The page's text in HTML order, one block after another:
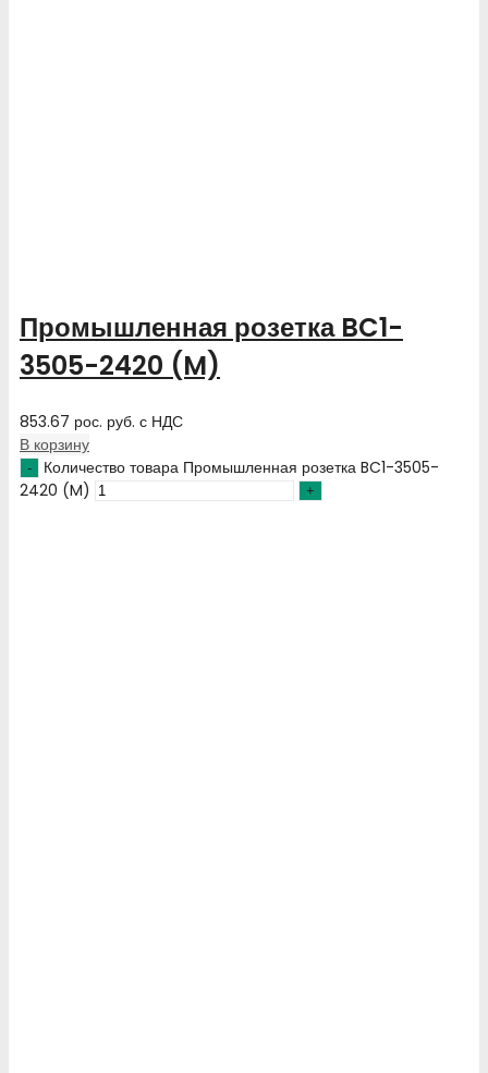
Промышленная розетка BC1-
3505-2420 (M)
853.67 рос. руб. с НДС
В корзину
Количество товара Промышленная розетка BC1-3505-
2420 (M)